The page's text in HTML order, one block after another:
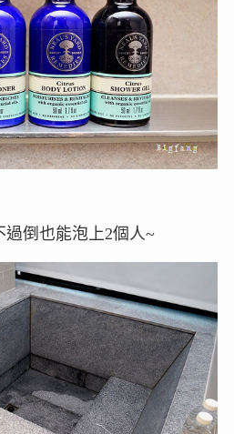
倒也能泡上2個人~